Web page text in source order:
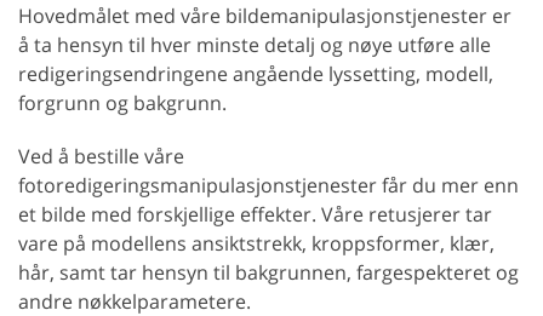
Hovedmålet med våre bildemanipulasjonstjenester er
å ta hensyn til hver minste detalj og nøye utføre alle
redigeringsendringene angående lyssetting, modell,
forgrunn og bakgrunn.
Ved å bestille våre
fotoredigeringsmanipulasjonstjenester får du mer enn
et bilde med forskjellige effekter. Våre retusjerer tar
vare på modellens ansiktstrekk, kroppsformer, klær,
hår, samt tar hensyn til bakgrunnen, fargespekteret og
andre nøkkelparametere.